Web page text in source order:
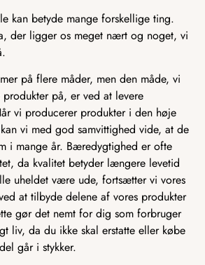
kan betyde mange forskellige ting.
der ligger os meget nært og noget, vi
på flere måder, men den måde, vi
på, er ved at levere
vi producerer produkter i den høje
vi med god samvittighed vide, at de
i mange år. Bæredygtighed er ofte
da kvalitet betyder længere levetid
uheldet være ude, fortsætter vi vores
at tilbyde delene af vores produkter
gør det nemt for dig som forbruger
liv, da du ikke skal erstatte eller købe
går i stykker.